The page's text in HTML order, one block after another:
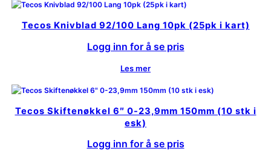
Tecos Knivblad 92/100 Lang 10pk (25pk i kart)
Logg inn for å se pris
Les mer
Tecos Skiftenøkkel 6″ 0-23,9mm 150mm (10 stk i
esk)
Logg inn for å se pris